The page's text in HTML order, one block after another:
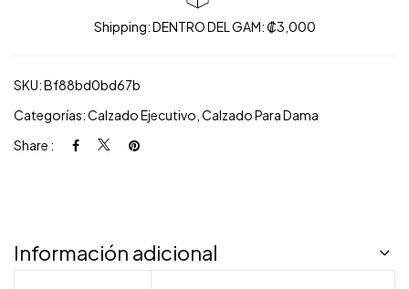
Shipping: DENTRO DEL GAM: ₡3,000
SKU:Bf88bd0bd67b
Categorías:Calzado Ejecutivo Calzado Para Dama
Share :
Información adicional